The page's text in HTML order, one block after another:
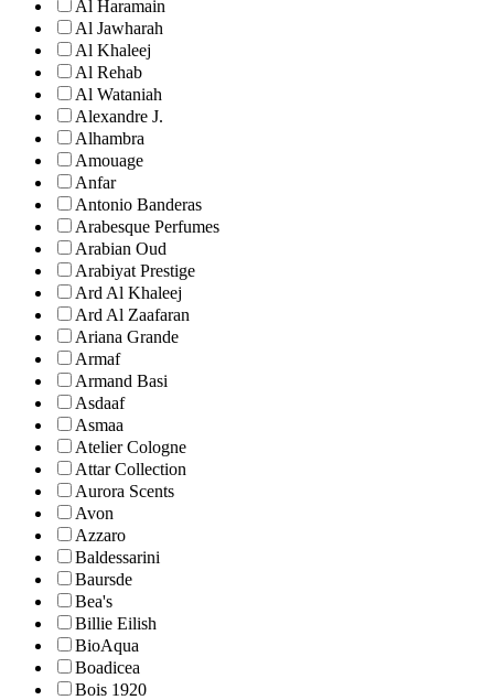
Al Haramain
Al Jawharah
Al Khaleej
Al Rehab
Al Wataniah
Alexandre J.
Alhambra
Amouage
Anfar
Antonio Banderas
Arabesque Perfumes
Arabian Oud
Arabiyat Prestige
Ard Al Khaleej
Ard Al Zaafaran
Ariana Grande
Armaf
Armand Basi
Asdaaf
Asmaa
Atelier Cologne
Attar Collection
Aurora Scents
Avon
Azzaro
Baldessarini
Baursde
Bea's
Billie Eilish
BioAqua
Boadicea
Bois 1920